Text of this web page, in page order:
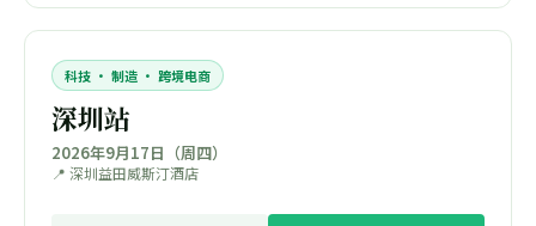
科技 · 制造 · 跨境电商
深圳站
2026年9月17日（周四）
📍 深圳益田威斯汀酒店